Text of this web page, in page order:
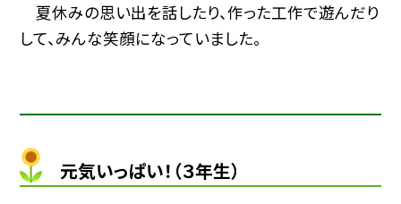
夏休みの思い出を話したり、作った工作で遊んだり
して、みんな笑顔になっていました。
元気いっぱい！（３年生）